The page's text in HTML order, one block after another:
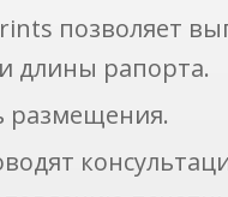
позволяет
длины рапорта.
размещения.